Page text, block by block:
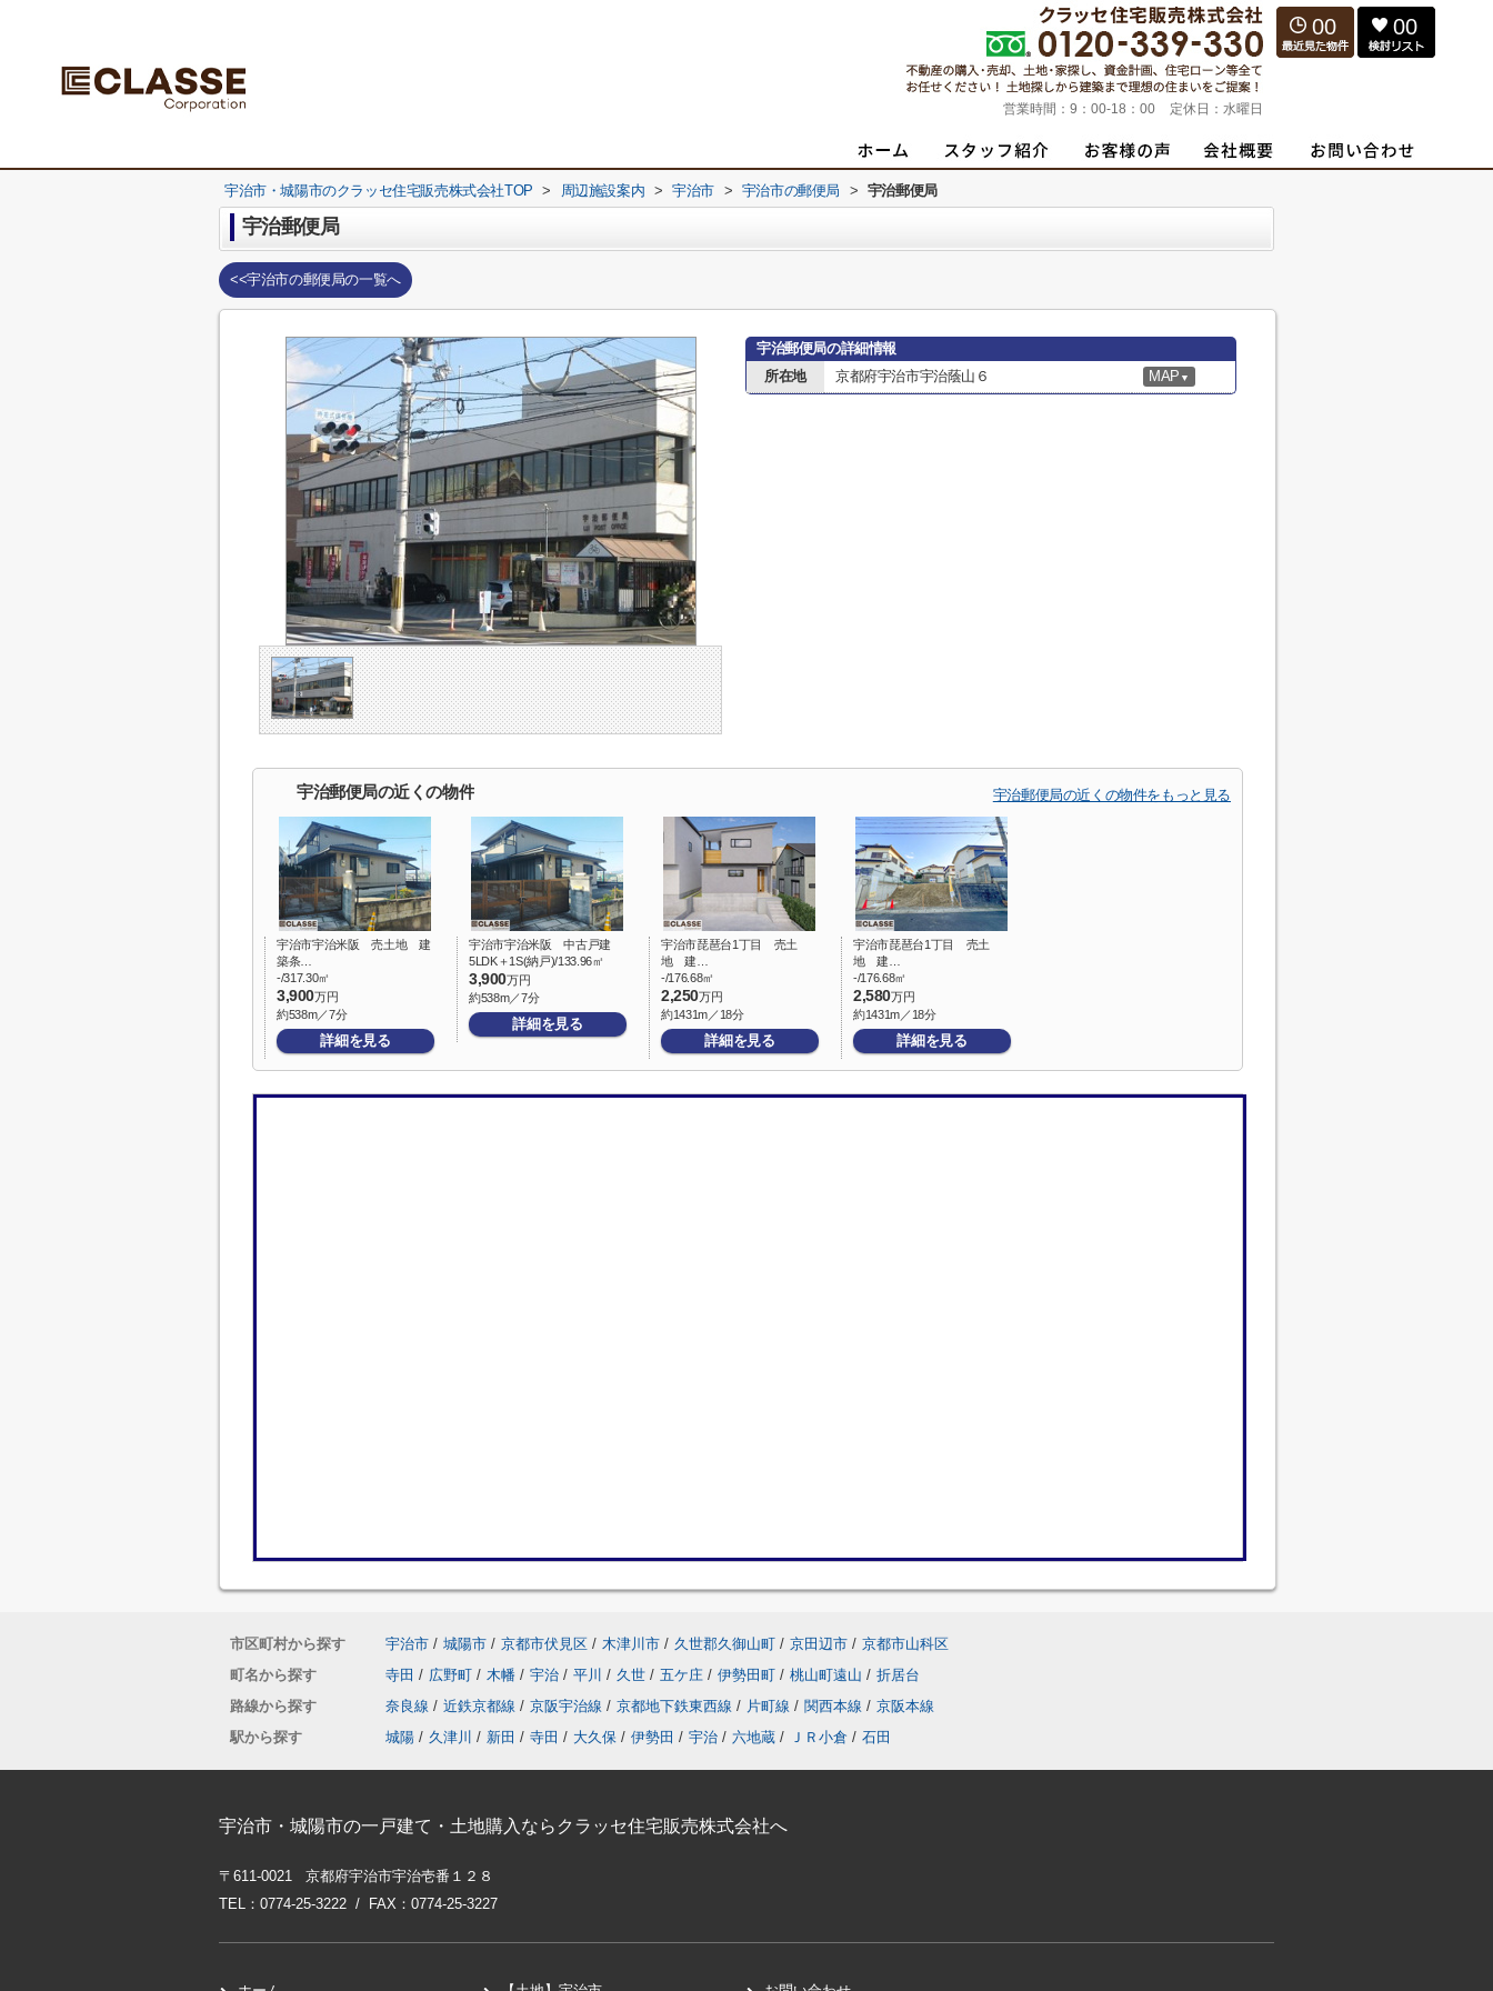
営業時間： 9：00-18：00 定休日： 水曜日
00 00
宇治市・城陽市のクラッセ住宅販売株式会社TOP > 周辺施設案内 > 宇治市 > 宇治市の郵便局 > 宇治郵便局
宇治郵便局
<<宇治市の郵便局の一覧へ
宇治郵便局の詳細情報
所在地
京都府宇治市宇治蔭山６ MAP ▼
宇治郵便局の近くの物件 宇治郵便局の近くの物件をもっと見る
宇治市宇治米阪 売土地 建
築条…
-/317.30㎡
3,900万円
約538m／7分
詳細を見る
宇治市宇治米阪 中古戸建
5LDK＋1S(納戸)/133.96㎡
3,900万円
約538m／7分
詳細を見る
宇治市琵琶台1丁目 売土
地 建…
-/176.68㎡
2,250万円
約1431m／18分
詳細を見る
宇治市琵琶台1丁目 売土
地 建…
-/176.68㎡
2,580万円
約1431m／18分
詳細を見る
市区町村から探す 宇治市 / 城陽市 / 京都市伏見区 / 木津川市 / 久世郡久御山町 / 京田辺市 / 京都市山科区
町名から探す
寺田 / 広野町 / 木幡 / 宇治 / 平川 / 久世 / 五ケ庄 / 伊勢田町 / 桃山町遠山 / 折居台
路線から探す
奈良線 / 近鉄京都線 / 京阪宇治線 / 京都地下鉄東西線 / 片町線 / 関西本線 / 京阪本線
駅から探す
城陽 / 久津川 / 新田 / 寺田 / 大久保 / 伊勢田 / 宇治 / 六地蔵 / ＪＲ小倉 / 石田
宇治市・城陽市の一戸建て・土地購入ならクラッセ住宅販売株式会社へ
〒611-0021 京都府宇治市宇治壱番１２８
TEL：0774-25-3222 / FAX：0774-25-3227